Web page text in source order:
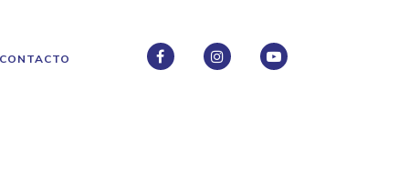
CONTACTO
FACEBOOKINSTAGRAMINSTAGRAM